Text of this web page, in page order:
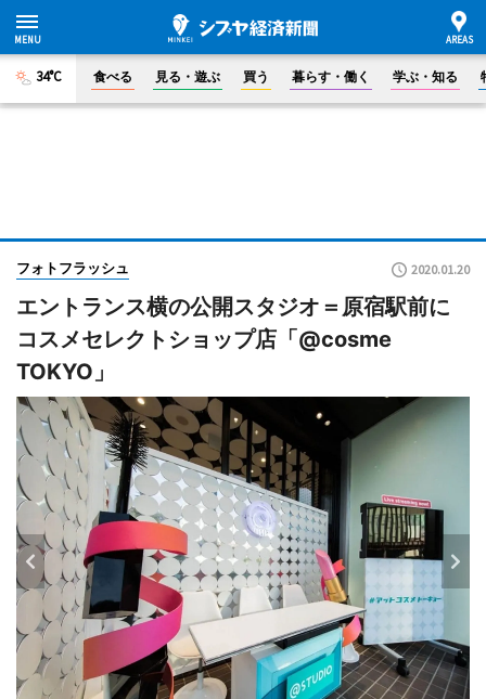
34°C 食べる 見る・遊ぶ 買う 暮らす・働く 学ぶ・知る
フォトフラッシュ 2020.01.20
エントランス横の公開スタジオ＝原宿駅前に
コスメセレクトショップ店「@cosme
TOKYO」